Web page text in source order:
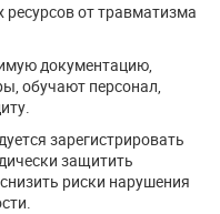
от травматизма
документацию,
обучают персонал,
зарегистрировать
защитить
риски нарушения